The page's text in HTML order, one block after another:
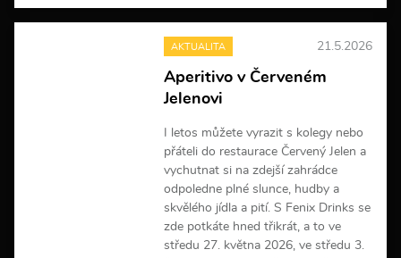
e
i
f
o
m
a
í
AKTUALITA 21.5.2026
Aperitivo v Červeném
Jelenovi
I letos můžete vyrazit s kolegy nebo
přáteli do restaurace Červený Jelen a
vychutnat si na zdejší zahrádce
odpoledne plné slunce, hudby a
skvělého jídla a pití. S Fenix Drinks se
zde potkáte hned třikrát, a to ve
středu 27. května 2026, ve středu 3.